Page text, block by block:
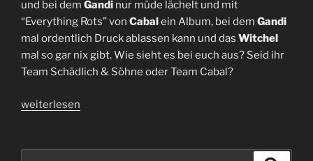
und bei dem Gandi nur müde lächelt und mit
“Everything Rots” von Cabal ein Album, bei dem Gandi
mal ordentlich Druck ablassen kann und das Witchel
mal so gar nix gibt. Wie sieht es bei euch aus? Seid ihr
Team Schädlich & Söhne oder Team Cabal?
„Cabal
|
weiterlesen